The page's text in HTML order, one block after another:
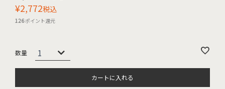
¥2,772税込
126ポイント還元
カートに入れる